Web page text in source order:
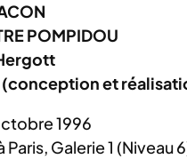
POMPIDOU
et
1996
Galerie 1 (Niveau